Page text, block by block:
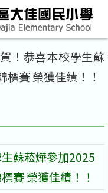
！恭喜本校學生蘇
賽 榮獲佳績！！
蘇菘燁參加2025
賽 榮獲佳績！！